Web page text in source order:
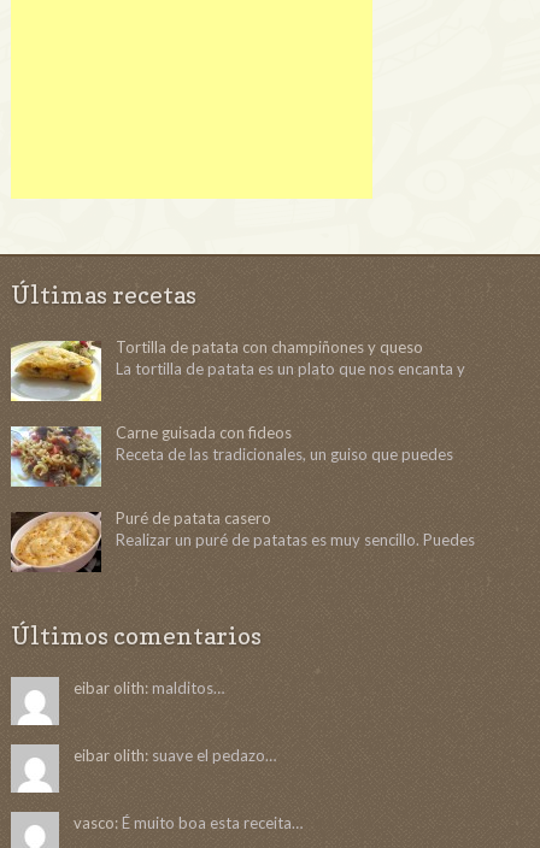
Últimas recetas
Tortilla de patata con champiñones y queso
La tortilla de patata es un plato que nos encanta y
Carne guisada con fideos
Receta de las tradicionales, un guiso que puedes
Puré de patata casero
Realizar un puré de patatas es muy sencillo. Puedes
Últimos comentarios
eibar olith:malditos…
eibar olith:suave el pedazo…
vasco:É muito boa esta receita…